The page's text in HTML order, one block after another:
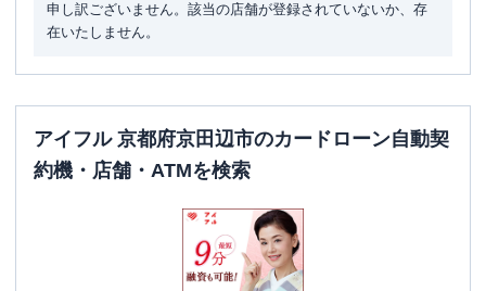
申し訳ございません。該当の店舗が登録されていないか、存
在いたしません。
アイフル 京都府京田辺市のカードローン自動契
約機・店舗・ATMを検索